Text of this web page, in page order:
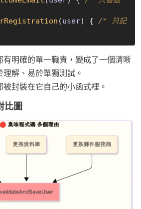
(user) { /* 只記
有明確的單一職責，變成了一個清晰
解、易於單獨測試。
封裝在它自己的小函式裡。
比圖